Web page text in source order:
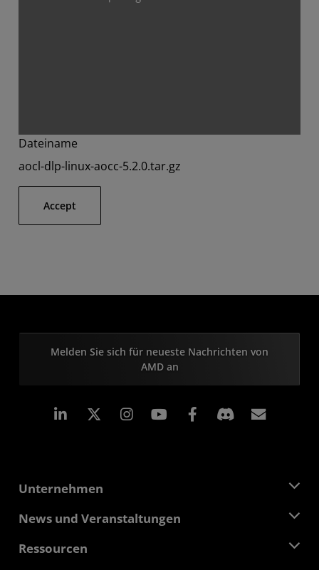
Dateiname
aocl-dlp-linux-aocc-5.2.0.tar.gz
Accept
Melden Sie sich für neueste Nachrichten von
AMD an
LinkedIn Instagram Facebook
Unternehmen
Über AMD
Verantwortung
News und Veranstaltungen
Pressebereich
Ressourcen